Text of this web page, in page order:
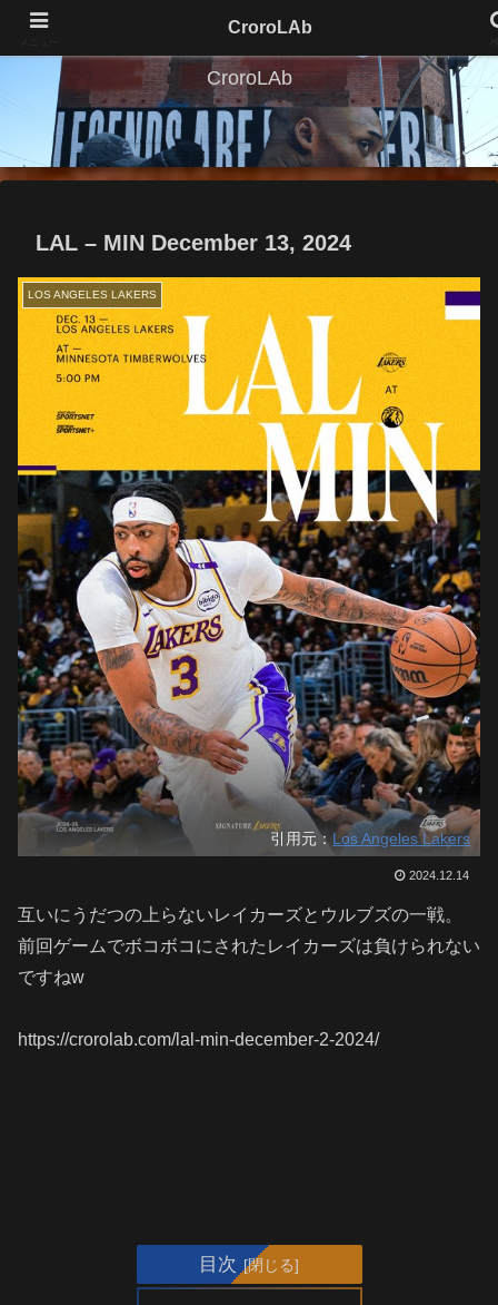
CroroLAb
LAL – MIN December 13, 2024
LOS ANGELES LAKERS
引用元： Los Angeles Lakers
2024.12.14
互いにうだつの上らないレイカーズとウルブズの一戦。
前回ゲームでボコボコにされたレイカーズは負けられない
ですねw
https://crorolab.com/lal-min-december-2-2024/
目次
CroroLAb